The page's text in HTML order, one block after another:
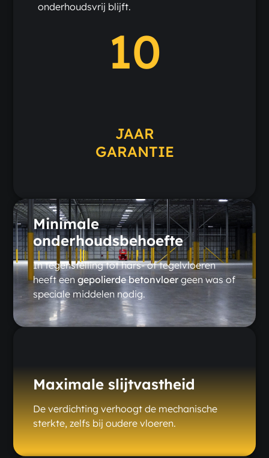
onderhoudsvrij blijft.
10
JAAR
GARANTIE
Minimale
onderhoudsbehoefte
In tegenstelling tot hars- of tegelvloeren
heeft eengepolierde betonvloergeen was of
speciale middelen nodig.
Maximale slijtvastheid
De verdichting verhoogt de mechanische
sterkte, zelfs bij oudere vloeren.